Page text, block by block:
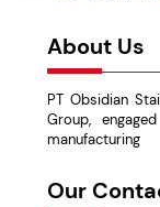
About Us
PT Obsidian
Group,
manufacturing
Our